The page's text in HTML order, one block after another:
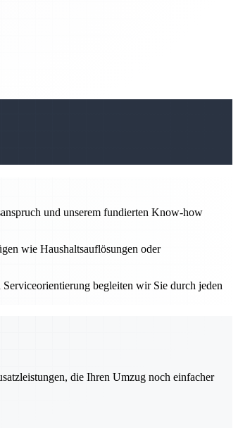
und unserem fundierten Know-how
wie Haushaltsauflösungen oder
begleiten wir Sie durch jeden
die Ihren Umzug noch einfacher